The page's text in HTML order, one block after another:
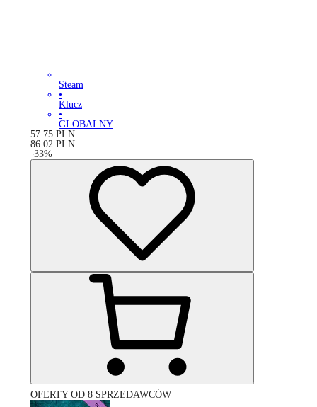
Steam
•
Klucz
•
GLOBALNY
57.75 PLN
86.02 PLN
-33%
OFERTY OD 8 SPRZEDAWCÓW